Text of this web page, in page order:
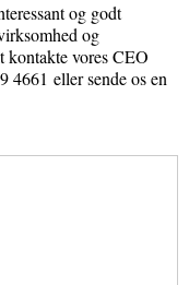
og godt
og
kontakte vores CEO
4661 eller sende os en